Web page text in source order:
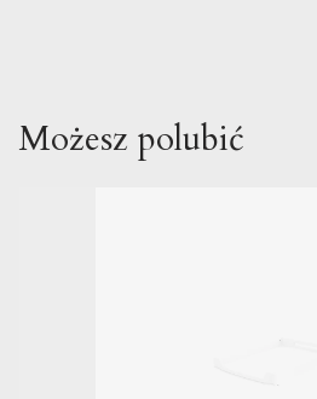
Możesz polubić